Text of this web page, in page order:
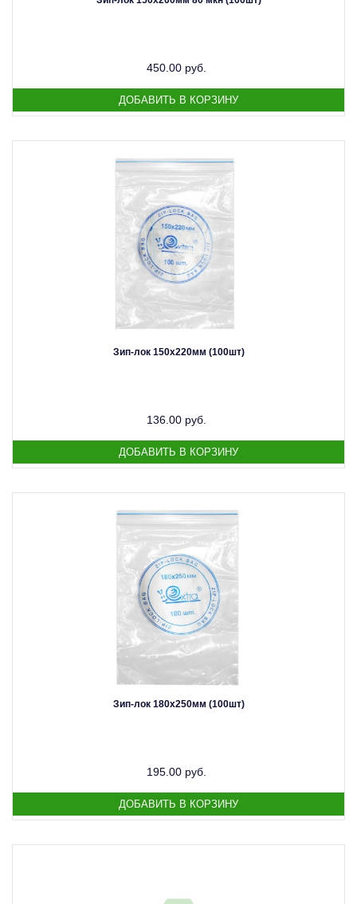
450.00 руб.
Зип-лок 150х220мм (100шт)
136.00 руб.
Зип-лок 180х250мм (100шт)
195.00 руб.